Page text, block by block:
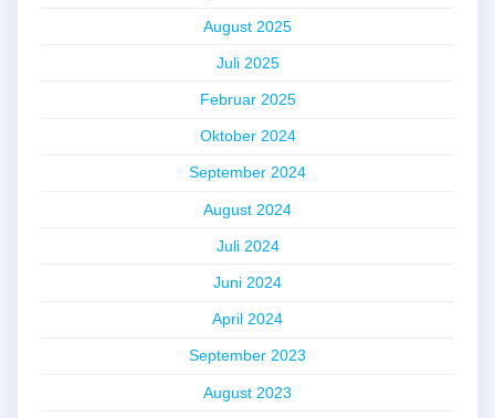
August 2025
Juli 2025
Februar 2025
Oktober 2024
September 2024
August 2024
Juli 2024
Juni 2024
April 2024
September 2023
August 2023